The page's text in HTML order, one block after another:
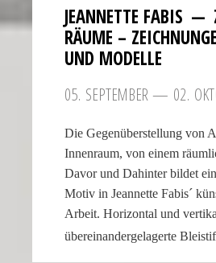
JEANNETTE FABIS —
RÄUME –
UND MODELLE
05. SEPTEMBER — 02.
Die Gegenüberstellung von
Innenraum, von einem
Davor und Dahinter bildet
Motiv in Jeannette Fabis´
Arbeit. Horizontal und
übereinandergelagerte